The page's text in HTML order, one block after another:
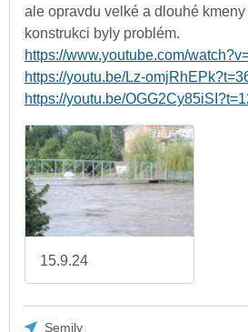
ale opravdu velké a dlouhé
konstrukci byly problém.
https://www.youtube.com/
https://youtu.be/Lz-
https://youtu.be/
15.9.24
Semily